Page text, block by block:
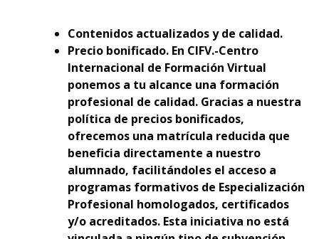
Contenidos actualizados y de calidad.
Precio bonificado. En CIFV.-Centro
Internacional de Formación Virtual
ponemos a tu alcance una formación
profesional de calidad. Gracias a nuestra
política de precios bonificados,
ofrecemos una matrícula reducida que
beneficia directamente a nuestro
alumnado, facilitándoles el acceso a
programas formativos de Especialización
Profesional homologados, certificados
y/o acreditados. Esta iniciativa no está